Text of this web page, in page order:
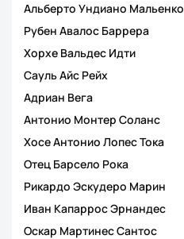
Альберто Ундиано Мальенко
Рубен Авалос Баррера
Хорхе Вальдес Идти
Сауль Айс Рейх
Адриан Вега
Антонио Монтер Соланс
Хосе Антонио Лопес Тока
Отец Барсело Рока
Рикардо Эскудеро Марин
Иван Капаррос Эрнандес
Оскар Мартинес Сантос